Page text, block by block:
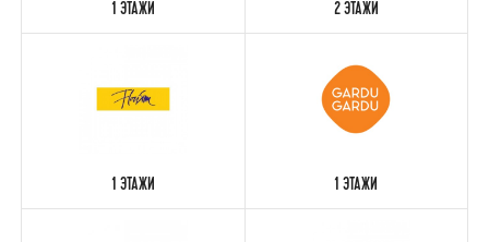
1 ЭТАЖИ 2 ЭТАЖИ
1 ЭТАЖИ 1 ЭТАЖИ